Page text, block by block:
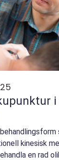
i
kinesisk
en rad